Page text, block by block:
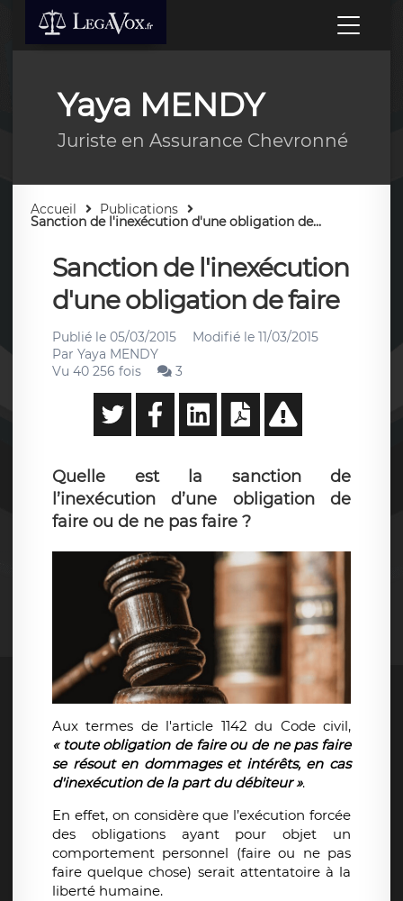
Yaya MENDY
Juriste en Assurance Chevronné
Accueil Publications
Sanction de l'inexécution d'une obligation de...
Sanction de l'inexécution
d'une obligation de faire
Publié le 05/03/2015 Modifié le 11/03/2015
Par Yaya MENDY
Vu 40 256 fois
3
Quelle est la sanction de
l’inexécution d’une obligation de
faire ou de ne pas faire ?
Aux termes de l'article 1142 du Code civil,
« toute obligation de faire ou de ne pas faire
se résout en dommages et intérêts, en cas
d'inexécution de la part du débiteur ».
En effet, on considère que l’exécution forcée
des obligations ayant pour objet un
comportement personnel (faire ou ne pas
faire quelque chose) serait attentatoire à la
liberté humaine.